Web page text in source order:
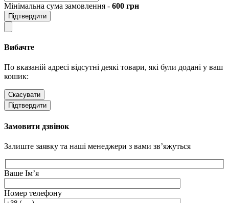
Мінімальна сума замовлення - 600 грн
Підтвердити
Вибачте
По вказаній адресі відсутні деякі товари, які були додані у ваш
кошик:
Скасувати
Підтвердити
Замовити дзвінок
Залиште заявку та наші менеджери з вами зв’яжуться
Ваше Ім’я
Номер телефону